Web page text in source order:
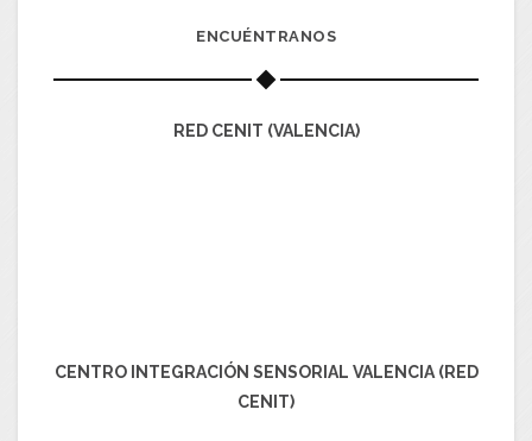
ENCUÉNTRANOS
RED CENIT (VALENCIA)
CENTRO INTEGRACIÓN SENSORIAL VALENCIA (RED
CENIT)